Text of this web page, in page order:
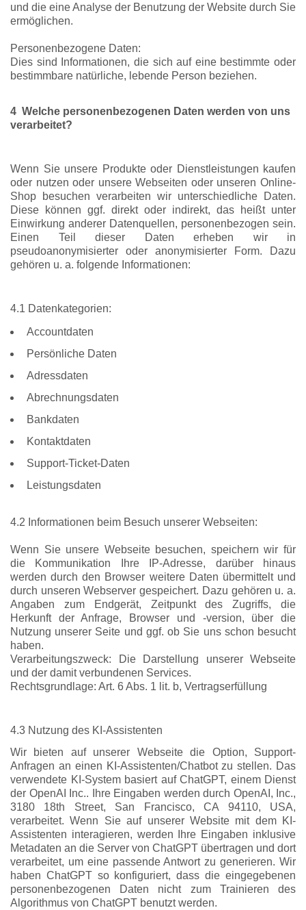
und die eine Analyse der Benutzung der Website durch Sie
ermöglichen.
Personenbezogene Daten:
Dies sind Informationen, die sich auf eine bestimmte oder
bestimmbare natürliche, lebende Person beziehen.
4 Welche personenbezogenen Daten werden von uns
verarbeitet?
Wenn Sie unsere Produkte oder Dienstleistungen kaufen
oder nutzen oder unsere Webseiten oder unseren Online-
Shop besuchen verarbeiten wir unterschiedliche Daten.
Diese können ggf. direkt oder indirekt, das heißt unter
Einwirkung anderer Datenquellen, personenbezogen sein.
Einen Teil dieser Daten erheben wir in
pseudoanonymisierter oder anonymisierter Form. Dazu
gehören u. a. folgende Informationen:
4.1 Datenkategorien:
Accountdaten
Persönliche Daten
Adressdaten
Abrechnungsdaten
Bankdaten
Kontaktdaten
Support-Ticket-Daten
Leistungsdaten
4.2 Informationen beim Besuch unserer Webseiten:
Wenn Sie unsere Webseite besuchen, speichern wir für
die Kommunikation Ihre IP-Adresse, darüber hinaus
werden durch den Browser weitere Daten übermittelt und
durch unseren Webserver gespeichert. Dazu gehören u. a.
Angaben zum Endgerät, Zeitpunkt des Zugriffs, die
Herkunft der Anfrage, Browser und -version, über die
Nutzung unserer Seite und ggf. ob Sie uns schon besucht
haben.
Verarbeitungszweck: Die Darstellung unserer Webseite
und der damit verbundenen Services.
Rechtsgrundlage: Art. 6 Abs. 1 lit. b, Vertragserfüllung
4.3 Nutzung des KI-Assistenten
Wir bieten auf unserer Webseite die Option, Support-
Anfragen an einen KI-Assistenten/Chatbot zu stellen. Das
verwendete KI-System basiert auf ChatGPT, einem Dienst
der OpenAI Inc.. Ihre Eingaben werden durch OpenAI, Inc.,
3180 18th Street, San Francisco, CA 94110, USA,
verarbeitet. Wenn Sie auf unserer Website mit dem KI-
Assistenten interagieren, werden Ihre Eingaben inklusive
Metadaten an die Server von ChatGPT übertragen und dort
verarbeitet, um eine passende Antwort zu generieren. Wir
haben ChatGPT so konfiguriert, dass die eingegebenen
personenbezogenen Daten nicht zum Trainieren des
Algorithmus von ChatGPT benutzt werden.